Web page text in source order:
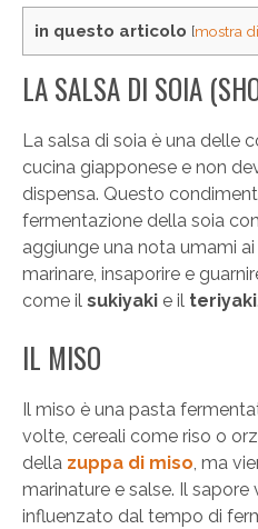
in questo articolo [mostra
LA SALSA DI SOIA
La salsa di soia è una delle
cucina giapponese e non
dispensa. Questo
fermentazione della soia
aggiunge una nota umami
marinare, insaporire e
come il sukiyaki e il teriyaki.
IL MISO
Il miso è una pasta
volte, cereali come riso o
della zuppa di miso, ma
marinature e salse. Il
influenzato dal tempo di